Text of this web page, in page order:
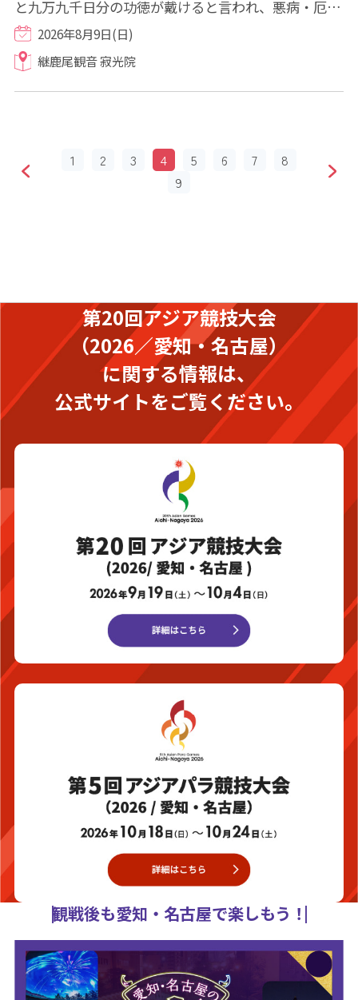
と九万九千日分の功徳が戴けると言われ、悪病・厄難
を払い福徳を招来する観音様の最多功徳日で...
2026年8月9日(日)
継鹿尾観音 寂光院
1 2 3 4 5 6 7
8
9
第20回アジア競技大会
（2026／愛知・名古屋）
に関する情報は、
公式サイトをご覧ください。
観戦後も愛知・名古屋で楽しもう！